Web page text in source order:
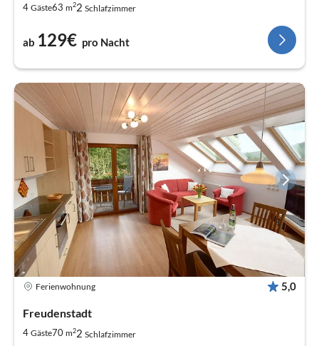
4 Gäste63 m22 Schlafzimmer
ab 129€ pro Nacht
Ferienwohnung 5,0
Freudenstadt
4 Gäste70 m22 Schlafzimmer